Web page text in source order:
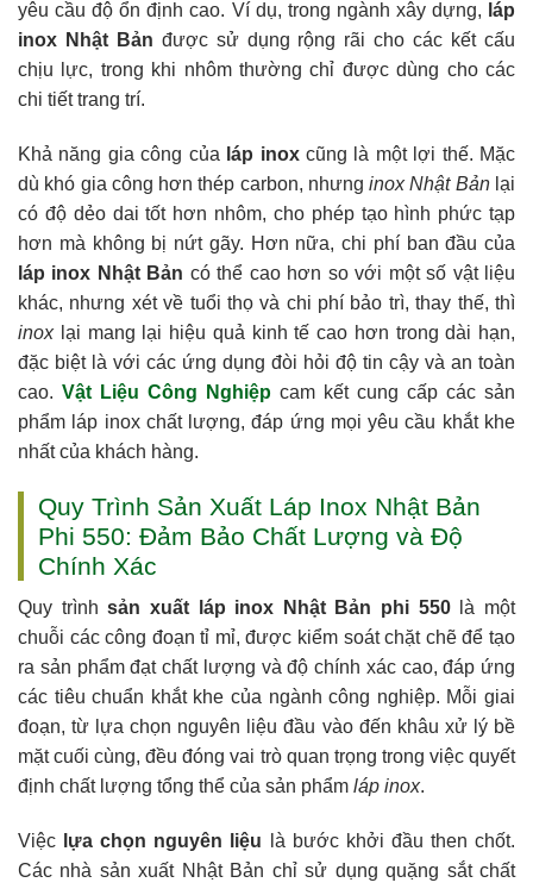
yêu cầu độ ổn định cao. Ví dụ, trong ngành xây dựng, láp
inox Nhật Bản được sử dụng rộng rãi cho các kết cấu
chịu lực, trong khi nhôm thường chỉ được dùng cho các
chi tiết trang trí.
Khả năng gia công của láp inoxcũng là một lợi thế. Mặc
dù khó gia công hơn thép carbon, nhưnginox Nhật Bảnlại
có độ dẻo dai tốt hơn nhôm, cho phép tạo hình phức tạp
hơn mà không bị nứt gãy. Hơn nữa, chi phí ban đầu của
láp inox Nhật Bản có thể cao hơn so với một số vật liệu
khác, nhưng xét về tuổi thọ và chi phí bảo trì, thay thế, thì
inoxlại mang lại hiệu quả kinh tế cao hơn trong dài hạn,
đặc biệt là với các ứng dụng đòi hỏi độ tin cậy và an toàn
cao. Vật Liệu Công Nghiệp cam kết cung cấp các sản
phẩm láp inox chất lượng, đáp ứng mọi yêu cầu khắt khe
nhất của khách hàng.
Quy Trình Sản Xuất Láp Inox Nhật Bản
Phi 550: Đảm Bảo Chất Lượng và Độ
Chính Xác
Quy trìnhsản xuất láp inox Nhật Bản phi 550là một
chuỗi các công đoạn tỉ mỉ, được kiểm soát chặt chẽ để tạo
ra sản phẩm đạt chất lượng và độ chính xác cao, đáp ứng
các tiêu chuẩn khắt khe của ngành công nghiệp. Mỗi giai
đoạn, từ lựa chọn nguyên liệu đầu vào đến khâu xử lý bề
mặt cuối cùng, đều đóng vai trò quan trọng trong việc quyết
định chất lượng tổng thể của sản phẩm láp inox.
Việc lựa chọn nguyên liệu là bước khởi đầu then chốt.
Các nhà sản xuất Nhật Bản chỉ sử dụng quặng sắt chất